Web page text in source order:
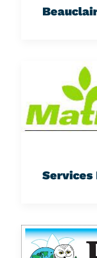
Services